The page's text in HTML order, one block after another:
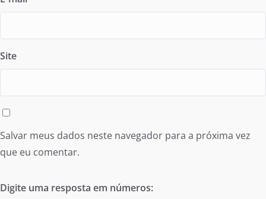
Site
Salvar meus dados neste navegador para a próxima vez
que eu comentar.
Digite uma resposta em números: